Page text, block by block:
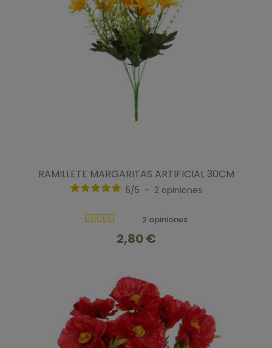
RAMILLETE MARGARITAS ARTIFICIAL 30CM
5/5 - 2 opiniones
2 opiniones
2,80 €